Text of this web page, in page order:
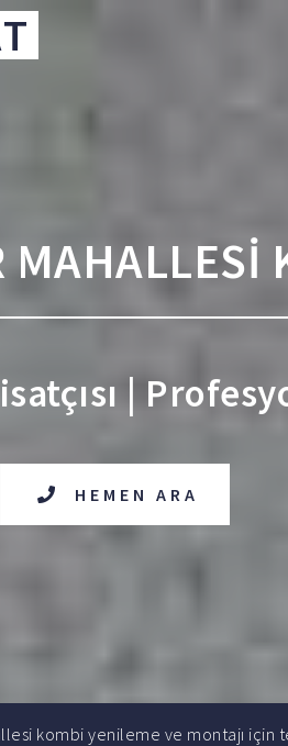
MAHALLESİ
|
HEMEN ARA
kombi yenileme ve montajı için